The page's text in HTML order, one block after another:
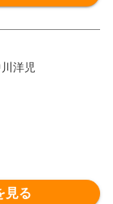
洋児
見る